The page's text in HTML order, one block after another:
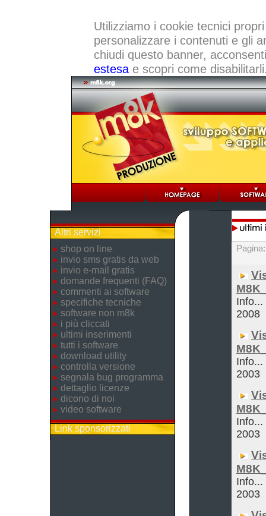
Utilizziamo i cookie tecnici
personalizzare i contenuti e gli
chiudi questo banner,
estesae scopri come
Altri servizi
shop on line
invio sms gratis da web
invio e-mail gratis
domande frequenti (FAQ)
commenti ai software
specifiche tecniche
software non m8k
i più cliccati
ultimi inserimenti
tutti i software
download utility
controlla versione
segnala bug programma
dettaglio licenze
dicono di noi
video software
Link sponsorizzati
Info...
2008
Info...
2003
Info...
2003
Info...
2003